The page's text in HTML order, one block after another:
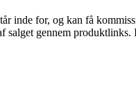
inde for, og kan få
gennem